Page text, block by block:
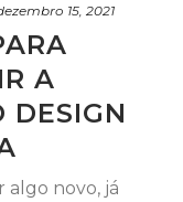
15, 2021
A
DESIGN
algo novo, já